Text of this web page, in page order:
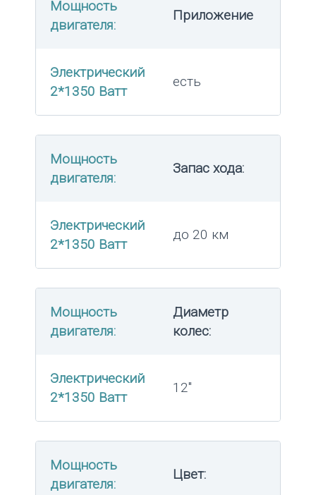
Мощность
двигателя:
Приложение
Электрический
2*1350 Ватт
есть
Мощность
двигателя:
Запас хода:
Электрический
2*1350 Ватт
до 20 км
Мощность
двигателя:
Диаметр
колес:
Электрический
2*1350 Ватт
12″
Мощность
двигателя:
Цвет: